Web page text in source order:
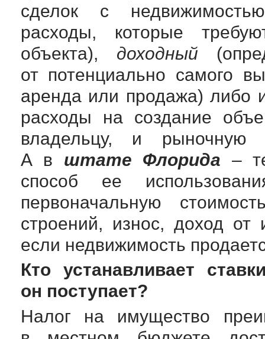
сделок с
расходы, которые
объекта), доходный
от потенциально самого
аренда или продажа) либо
расходы на создание
владельцу, и рыночную
А в штате Флорида –
способ ее
первоначальную
строений, износ, доход от
если недвижимость
Кто устанавливает
он поступает?
Налог на имущество